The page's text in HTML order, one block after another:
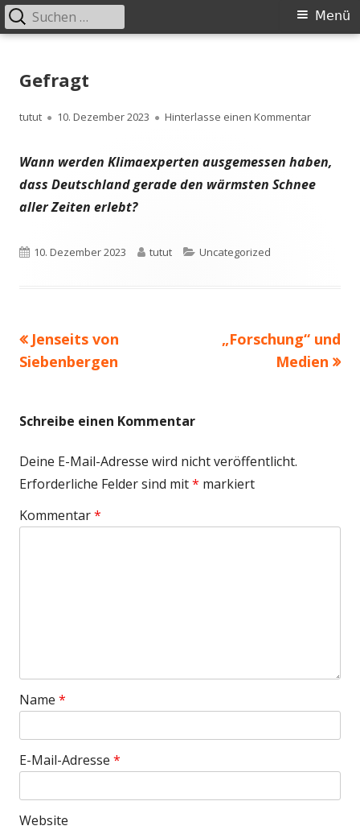
zum
Primäres
Menü
Suchen
nach:
Gefragt
Autor
tutut
Veröffentlicht
10. Dezember 2023 Hinterlasse einen Kommentarzu
Wann werden Klimaexperten ausgemessen haben,
dass Deutschland gerade den wärmsten Schnee
aller Zeiten erlebt?
Veröffentlicht
10. Dezember 2023 Autor
tutut Kategorien
Uncategorized
Beitragsnavigation
Vorheriger
Beitrag:
Jenseits von
Siebenbergen
Nächster
„Forschung“ und
Medien
Schreibe einen Kommentar
Deine E-Mail-Adresse wird nicht veröffentlicht.
Erforderliche Felder sind mit* markiert
Kommentar*
Name *
E-Mail-Adresse *
Website